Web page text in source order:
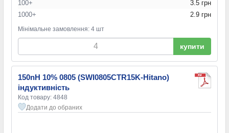
100+
3.5 грн
1000+
2.9 грн
Мінімальне замовлення: 4 шт
купити
150nH 10% 0805 (SWI0805CTR15K-Hitano)
індуктивність
Код товару: 4848
Додати до обраних